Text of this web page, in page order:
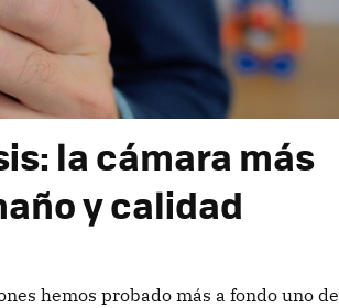
la cámara más
y calidad
hemos probado más a fondo uno de